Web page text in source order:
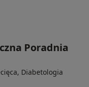
Poradnia
Diabetologia